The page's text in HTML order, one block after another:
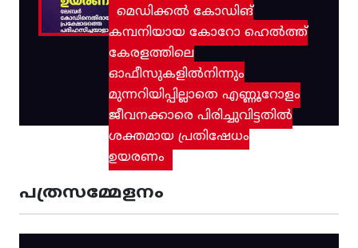
മെഡിക്കൽ കോഡിങ്
കമ്പനിയായ കോറോ ഹെൽത്ത്
കേരളത്തിലെ
ഓഫീസുകളിൽനിന്നും
മുന്നറിയിപ്പില്ലാതെ എണ്ണൂറോളം
ജീവനക്കാരെ പിരിച്ചുവിട്ടതിൽ‌
ശക്തമായ പ്രതിഷേധം
ഉയരണം
പത്രസമ്മേളനം